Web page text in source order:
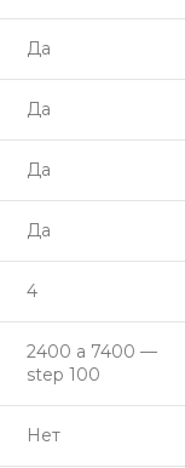
Да
Да
Да
Да
4
2400 a 7400 —
step 100
Нет